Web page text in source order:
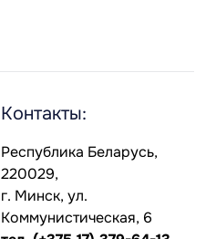
Контакты:
Республика Беларусь,
220029,
г. Минск, ул.
Коммунистическая, 6